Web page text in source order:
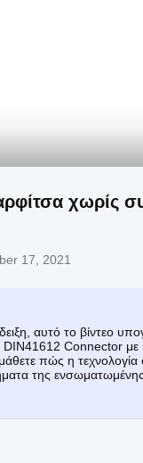
χωρίς
17, 2021
αυτό το βίντεο
Connector με
πώς η τεχνολογία
της